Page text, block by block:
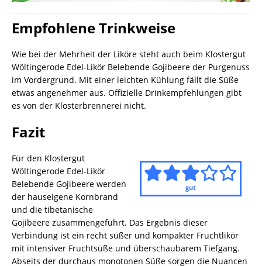
Empfohlene Trinkweise
Wie bei der Mehrheit der Liköre steht auch beim Klostergut
Wöltingerode Edel-Likör Belebende Gojibeere der Purgenuss
im Vordergrund. Mit einer leichten Kühlung fällt die Süße
etwas angenehmer aus. Offizielle Drinkempfehlungen gibt
es von der Klosterbrennerei nicht.
Fazit
gut
Für den Klostergut
Wöltingerode Edel-Likör
Belebende Gojibeere werden
der hauseigene Kornbrand
und die tibetanische
Gojibeere zusammengeführt. Das Ergebnis dieser
Verbindung ist ein recht süßer und kompakter Fruchtlikör
mit intensiver Fruchtsüße und überschaubarem Tiefgang.
Abseits der durchaus monotonen Süße sorgen die Nuancen